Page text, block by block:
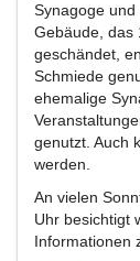
Synagoge
Gebäude, das
geschändet,
Schmiede
ehemalige
genutzt. Auch
werden.
An vielen
Uhr besichtigt
Informationen